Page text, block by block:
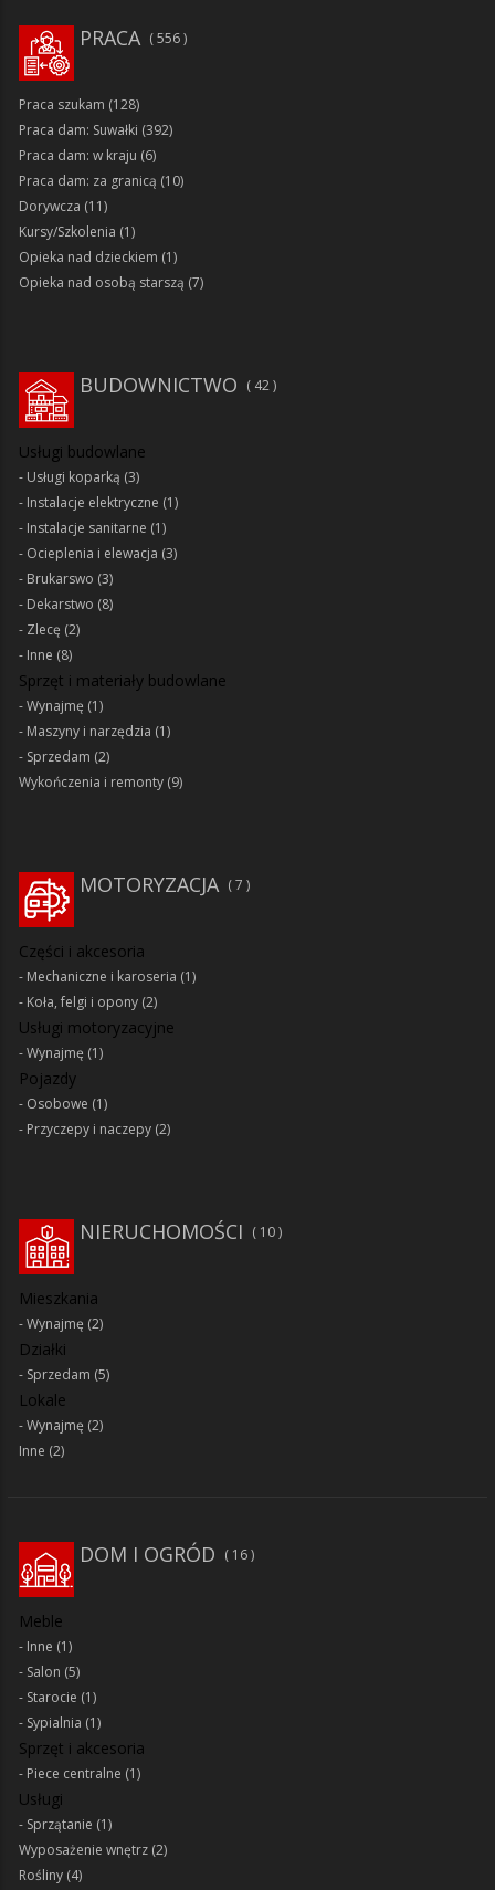
PRACA 556
Praca szukam (128)
Praca dam: Suwałki (392)
Praca dam: w kraju (6)
Praca dam: za granicą (10)
Dorywcza (11)
Kursy/Szkolenia (1)
Opieka nad dzieckiem (1)
Opieka nad osobą starszą (7)
BUDOWNICTWO 42
Usługi budowlane
Usługi koparką (3)
Instalacje elektryczne (1)
Instalacje sanitarne (1)
Ocieplenia i elewacja (3)
Brukarswo (3)
Dekarstwo (8)
Zlecę (2)
Inne (8)
Sprzęt i materiały budowlane
Wynajmę (1)
Maszyny i narzędzia (1)
Sprzedam (2)
Wykończenia i remonty (9)
MOTORYZACJA 7
Części i akcesoria
Mechaniczne i karoseria (1)
Koła, felgi i opony (2)
Usługi motoryzacyjne
Wynajmę (1)
Pojazdy
Osobowe (1)
Przyczepy i naczepy (2)
NIERUCHOMOŚCI 10
Mieszkania
Wynajmę (2)
Działki
Sprzedam (5)
Lokale
Wynajmę (2)
Inne (2)
DOM I OGRÓD 16
Meble
Inne (1)
Salon (5)
Starocie (1)
Sypialnia (1)
Sprzęt i akcesoria
Piece centralne (1)
Usługi
Sprzątanie (1)
Wyposażenie wnętrz (2)
Rośliny (4)